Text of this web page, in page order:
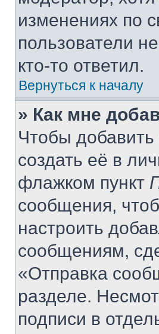
изменениях по
пользователи
кто-то ответил.
Вернуться к началу
» Как мне
Чтобы
создать её в
флажком пункт
сообщения,
настроить
сообщениям,
«Отправка
разделе.
подписи в